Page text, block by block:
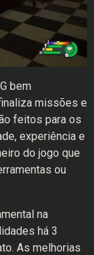
bem
missões e
feitos para os
experiência e
do jogo que
ou
na
há 3
As melhorias